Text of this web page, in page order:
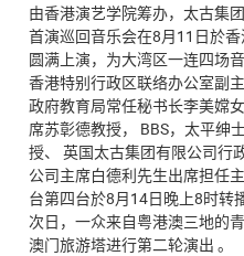
由香港演艺学院筹办，太古集
首演巡回音乐会在8月11日於
圆满上演，为大湾区一连四场
香港特别行政区联络办公室副
政府教育局常任秘书长李美嫦
席苏彰德教授， BBS，太平绅
授、 英国太古集团有限公司行
公司主席白德利先生出席担任
台第四台於8月14日晚上8时转
次日，一众来自粤港澳三地的
澳门旅游塔进行第二轮演出 。